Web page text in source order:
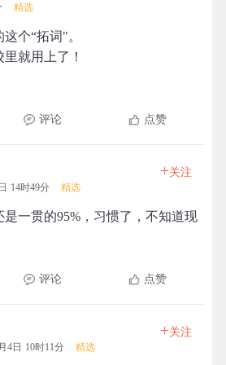
精选
个“拓词"。
就用上了！
评论 点赞
14时49分 精选
+关注
一贯的95%，习惯了，不知道现
评论 点赞
4日 10时11分 精选
+关注